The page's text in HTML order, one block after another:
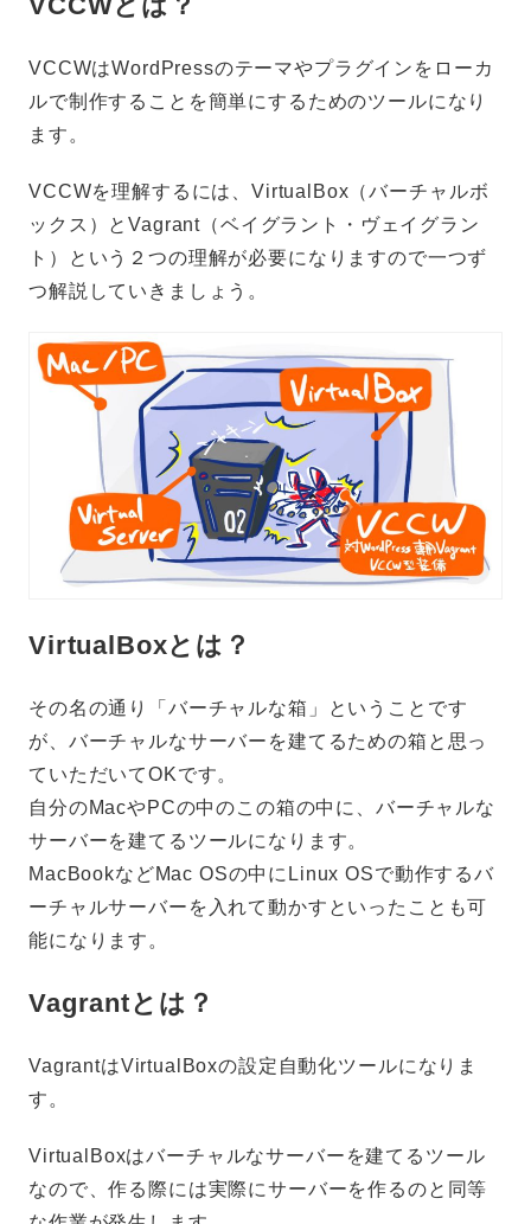
VCCWはWordPressのテーマやプラグインをローカ
ルで制作することを簡単にするためのツールになり
ます。
VCCWを理解するには、VirtualBox（バーチャルボ
ックス）とVagrant（ベイグラント・ヴェイグラン
ト）という２つの理解が必要になりますので一つず
つ解説していきましょう。
VirtualBoxとは？
その名の通り「バーチャルな箱」ということです
が、バーチャルなサーバーを建てるための箱と思っ
ていただいてOKです。
自分のMacやPCの中のこの箱の中に、バーチャルな
サーバーを建てるツールになります。
MacBookなどMac OSの中にLinux OSで動作するバ
ーチャルサーバーを入れて動かすといったことも可
能になります。
Vagrantとは？
VagrantはVirtualBoxの設定自動化ツールになりま
す。
VirtualBoxはバーチャルなサーバーを建てるツール
なので、作る際には実際にサーバーを作るのと同等